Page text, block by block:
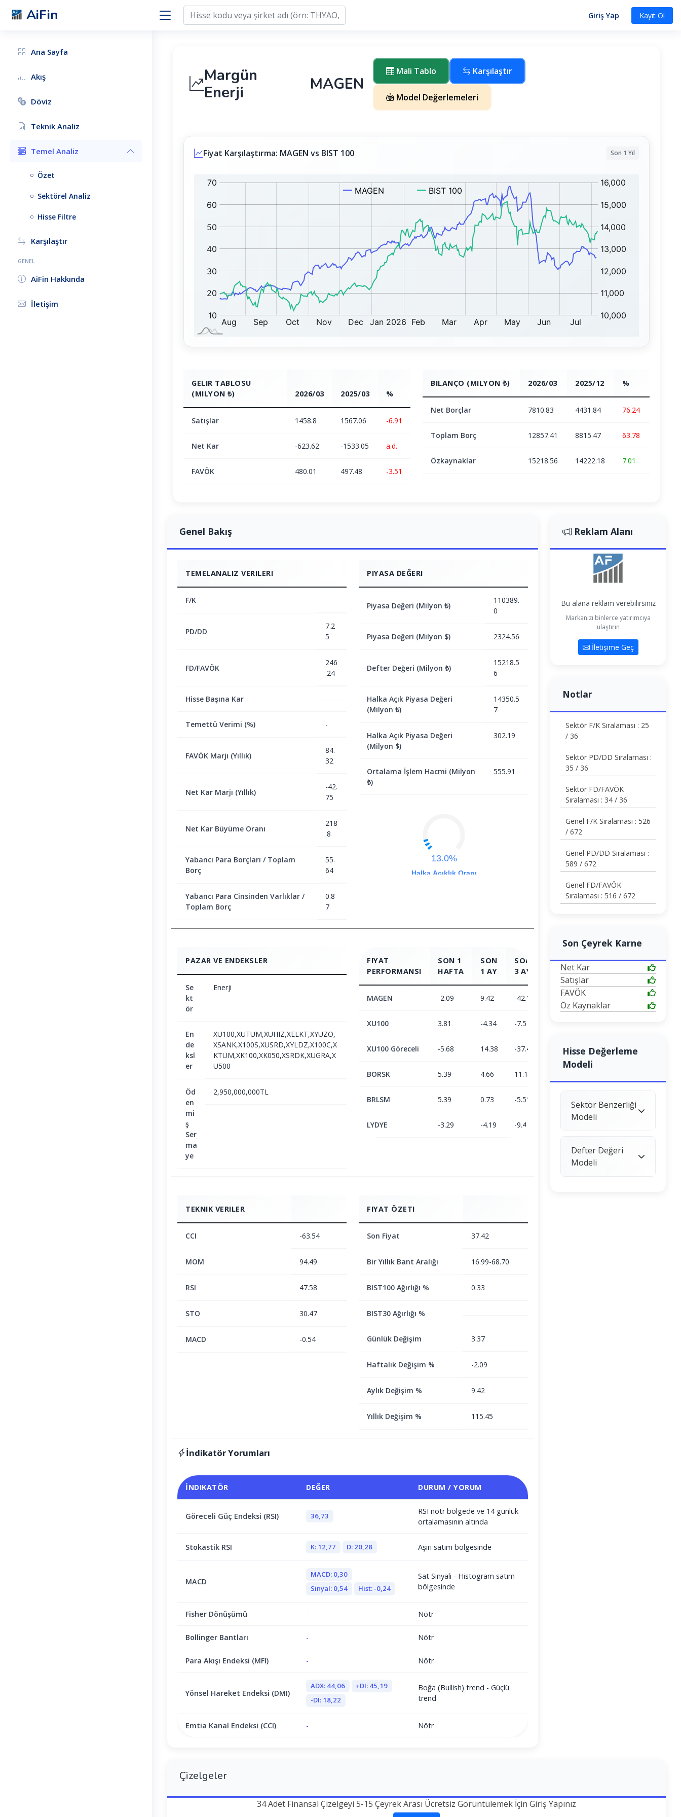
AiFin Giriş Yap Kayıt Ol
Ana Sayfa
Akış
Döviz
Teknik Analiz
Temel Analiz
Özet
Sektörel Analiz
Hisse Filtre
Karşılaştır
GENEL
AiFin Hakkında
İletişim
Margün
Enerji
MAGEN
Mali Tablo Karşılaştır
Model Değerlemeleri
Fiyat Karşılaştırma: MAGEN vs BIST 100 Son 1 Yıl
GELIR TABLOSU
(MILYON ₺)
2026/03 2025/03 %
Satışlar 1458.8 1567.06 -6.91
Net Kar -623.62 -1533.05 a.d.
FAVÖK 480.01 497.48 -3.51
BILANÇO (MILYON ₺) 2026/03 2025/12 %
Net Borçlar 7810.83 4431.84 76.24
Toplam Borç 12857.41 8815.47 63.78
Özkaynaklar 15218.56 14222.18 7.01
Genel Bakış
TEMELANALIZ VERILERI
F/K -
PD/DD
7.2
5
FD/FAVÖK
246
.24
Hisse Başına Kar
Temettü Verimi (%) -
FAVÖK Marjı (Yıllık)
84.
32
Net Kar Marjı (Yıllık)
-42.
75
Net Kar Büyüme Oranı
218
.8
Yabancı Para Borçları / Toplam
Borç
55.
64
Yabancı Para Cinsinden Varlıklar /
Toplam Borç
0.8
7
PIYASA DEĞERI
Piyasa Değeri (Milyon ₺)
110389.
0
Piyasa Değeri (Milyon $) 2324.56
Defter Değeri (Milyon ₺)
15218.5
6
Halka Açık Piyasa Değeri
(Milyon ₺)
14350.5
7
Halka Açık Piyasa Değeri
(Milyon $)
302.19
Ortalama İşlem Hacmi (Milyon
₺)
555.91
Halka Açıklık Oranı
13.0%
PAZAR VE ENDEKSLER
Se
kt
ör
Enerji
En
de
ksl
er
XU100,XUTUM,XUHIZ,XELKT,XYUZO,
XSANK,X100S,XUSRD,XYLDZ,X100C,X
KTUM,XK100,XK050,XSRDK,XUGRA,X
U500
Öd
en
mi
ş
Ser
ma
ye
2,950,000,000TL
FIYAT
PERFORMANSI
SON 1
HAFTA
SON
1 AY
SON
3 AY
SON
6 AY
SON
1 YIL
MAGEN -2.09 9.42 -42.12 -10.26 115.45
XU100 3.81 -4.34 -7.5
XU100 Göreceli -5.68 14.38 -37.43 -12.06 70.21
BORSK 5.39 4.66 11.15
BRLSM 5.39 0.73 -5.51 -11.25
LYDYE -3.29 -4.19 -9.46
TEKNIK VERILER
CCI -63.54
MOM 94.49
RSI 47.58
STO 30.47
MACD -0.54
FIYAT ÖZETI
Son Fiyat 37.42
Bir Yıllık Bant Aralığı 16.99-68.70
BIST100 Ağırlığı % 0.33
BIST30 Ağırlığı %
Günlük Değişim 3.37
Haftalık Değişim % -2.09
Aylık Değişim % 9.42
Yıllık Değişim % 115.45
İndikatör Yorumları
İNDIKATÖR DEĞER DURUM / YORUM
Göreceli Güç Endeksi (RSI) 36,73
RSI nötr bölgede ve 14 günlük
ortalamasının altında
Stokastik RSI K: 12,77 D: 20,28 Aşırı satım bölgesinde
MACD
MACD: 0,30
Sinyal: 0,54
Hist: -0,24
Sat Sinyali - Histogram satım
bölgesinde
Fisher Dönüşümü - Nötr
Bollinger Bantları - Nötr
Para Akışı Endeksi (MFI) - Nötr
Yönsel Hareket Endeksi (DMI)
ADX: 44,06
+DI: 45,19
-DI: 18,22
Boğa (Bullish) trend - Güçlü
trend
Emtia Kanal Endeksi (CCI) - Nötr
Reklam Alanı
Bu alana reklam verebilirsiniz
Markanızı binlerce yatırımcıya
ulaştırın
İletişime Geç
Notlar
Sektör F/K Sıralaması : 25
/ 36
Sektör PD/DD Sıralaması :
35 / 36
Sektör FD/FAVÖK
Sıralaması : 34 / 36
Genel F/K Sıralaması : 526
/ 672
Genel PD/DD Sıralaması :
589 / 672
Genel FD/FAVÖK
Sıralaması : 516 / 672
Son Çeyrek Karne
Net Kar
Satışlar
FAVÖK
Öz Kaynaklar
Hisse Değerleme
Modeli
Sektör Benzerliği
Modeli
Defter Değeri
Modeli
Çizelgeler
34 Adet Finansal Çizelgeyi 5-15 Çeyrek Arası Ücretsiz Görüntülemek İçin Giriş Yapınız